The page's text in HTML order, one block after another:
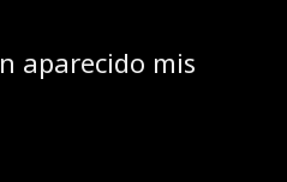
aparecido mis